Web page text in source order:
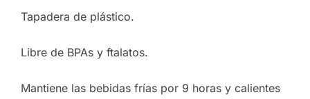
Tapadera de plástico.
Libre de BPAs y ftalatos.
Mantiene las bebidas frías por 9 horas y calientes